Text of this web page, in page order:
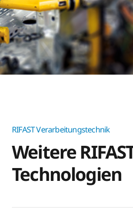
RIFAST Verarbeitungstechnik
Weitere
Technologien